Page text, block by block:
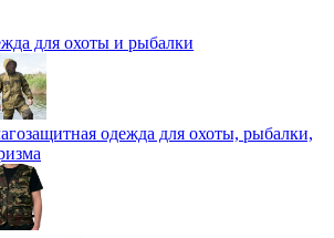
для охоты и рыбалки
одежда для охоты, рыбалки,